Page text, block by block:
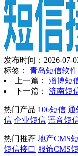
发布时间：2026-07-
标签： 青岛短信软
上一篇： 淄博短
下一篇： 济南短
热门产品 106短信 通
信 企业短信 语音短
热门推荐 地产CMS
短信接口 服饰CMS